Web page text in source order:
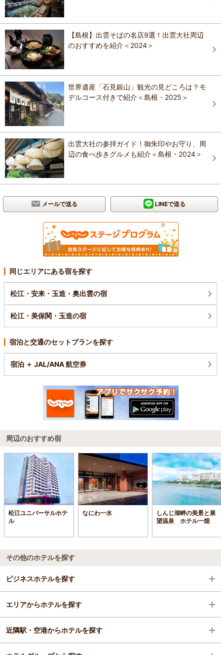
【島根】出雲そばの名店9選！出雲大社周辺
のおすすめを紹介＜2024＞
世界遺産「石見銀山」観光の見どころは？モ
デルコース付きで紹介＜島根・2025＞
出雲大社の参拝ガイド！御朱印やお守り、周
辺の食べ歩きグルメも紹介＜島根・2024＞
メールで送る LINEで送る
同じエリアにある宿を探す
松江・安来・玉造・奥出雲の宿
松江・美保関・玉造の宿
宿泊と交通のセットプランを探す
宿泊 ＋ JAL/ANA 航空券
周辺のおすすめ宿
松江ユニバーサルホテ
ル
なにわ一水
しんじ湖畔の美景と展
望温泉 ホテル一畑
その他のホテルを探す
ビジネスホテルを探す
島根県
松江・安来・玉造・奥出雲
エリアからホテルを探す
島根県
近隣駅・空港からホテルを探す